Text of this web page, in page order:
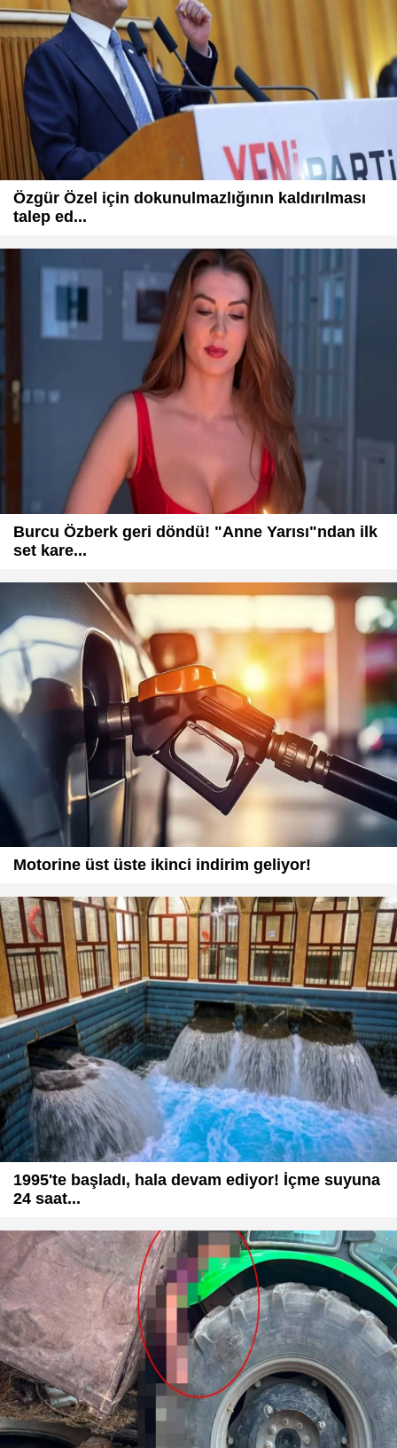
Özgür Özel için dokunulmazlığının kaldırılması
talep ed...
Burcu Özberk geri döndü! "Anne Yarısı"ndan ilk
set kare...
Motorine üst üste ikinci indirim geliyor!
1995'te başladı, hala devam ediyor! İçme suyuna
24 saat...